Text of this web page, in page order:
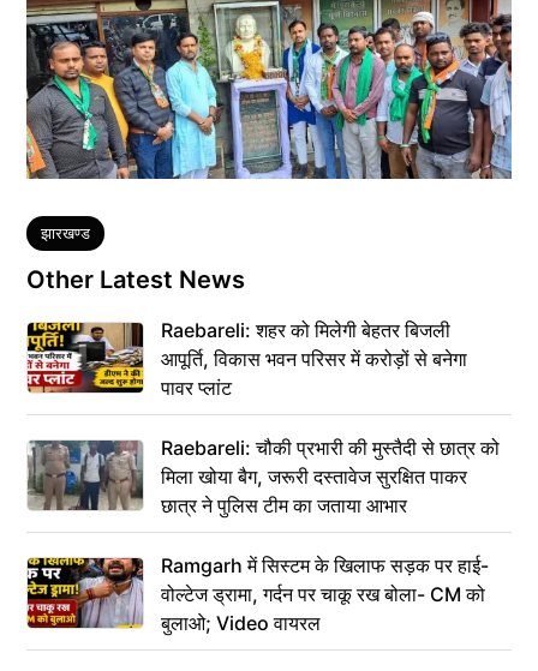
Tags
झारखण्ड
Other Latest News
Raebareli: शहर को मिलेगी बेहतर बिजली
आपूर्ति, विकास भवन परिसर में करोड़ों से बनेगा
पावर प्लांट
Raebareli: चौकी प्रभारी की मुस्तैदी से छात्र को
मिला खोया बैग, जरूरी दस्तावेज सुरक्षित पाकर
छात्र ने पुलिस टीम का जताया आभार
Ramgarh में सिस्टम के खिलाफ सड़क पर हाई-
वोल्टेज ड्रामा, गर्दन पर चाकू रख बोला- CM को
बुलाओ; Video वायरल